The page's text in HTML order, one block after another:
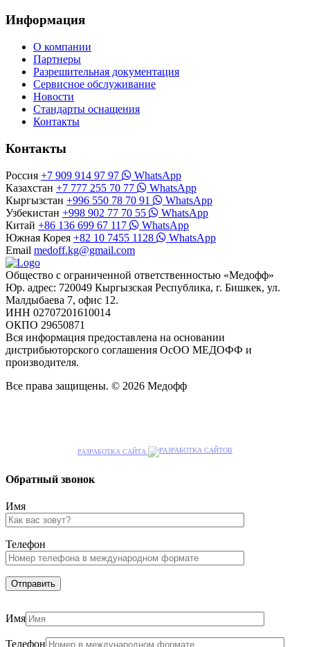
Информация
О компании
Партнеры
Разрешительная документация
Сервисное обслуживание
Новости
Стандарты оснащения
Контакты
Контакты
Россия +7 909 914 97 97
WhatsApp
Казахстан +7 777 255 70 77
WhatsApp
Кыргызстан +996 550 78 70 91
WhatsApp
Узбекистан +998 902 77 70 55
WhatsApp
Китай +86 136 699 67 117
WhatsApp
Южная Корея +82 10 7455 1128
WhatsApp
Email medoff.kg@gmail.com
Общество с ограниченной ответственностью «Медофф»
Юр. адрес: 720049 Кыргызская Республика, г. Бишкек, ул.
Малдыбаева 7, офис 12.
ИНН 02707201610014
ОКПО 29650871
Вся информация предоставлена на основании
дистрибьюторского соглашения ОсОО МЕДОФФ и
производителя.
Все права защищены. © 2026 Медофф
РАЗРАБОТКА САЙТА
Обратный звонок
Имя
Телефон
Имя
Телефон